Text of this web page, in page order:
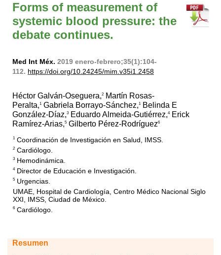
Forms of measurement of
systemic blood pressure: the
debate continues.
Med Int Méx. 2019 enero-febrero;35(1):104-
112. https://doi.org/10.24245/mim.v35i1.2458
Héctor Galván-Oseguera,2
Martín Rosas-
Peralta,1 Gabriela Borrayo-Sánchez,1
Belinda E
González-Díaz,3 Eduardo Almeida-Gutiérrez,4Erick
Ramírez-Arias,5 Gilberto Pérez-Rodríguez6
1 Coordinación de Investigación en Salud, IMSS.
2 Cardiólogo.
3 Hemodinámica.
4Director de Educación e Investigación.
5 Urgencias.
UMAE, Hospital de Cardiología, Centro Médico Nacional Siglo
XXI, IMSS, Ciudad de México.
6 Cardiólogo.
Resumen